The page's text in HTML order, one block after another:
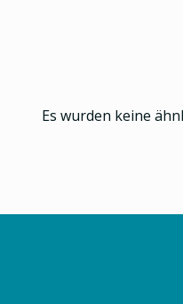
Es wurden keine